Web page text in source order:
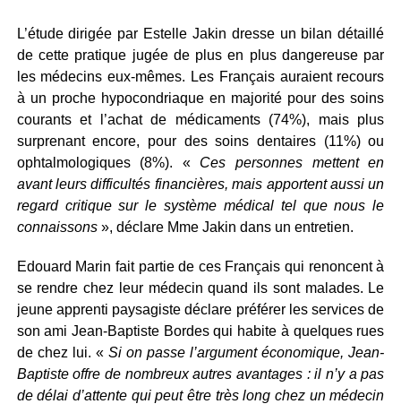
L’étude dirigée par Estelle Jakin dresse un bilan détaillé
de cette pratique jugée de plus en plus dangereuse par
les médecins eux-mêmes. Les Français auraient recours
à un proche hypocondriaque en majorité pour des soins
courants et l’achat de médicaments (74%), mais plus
surprenant encore, pour des soins dentaires (11%) ou
ophtalmologiques (8%). « Ces personnes mettent en
avant leurs difficultés financières, mais apportent aussi un
regard critique sur le système médical tel que nous le
connaissons», déclare Mme Jakin dans un entretien.
Edouard Marin fait partie de ces Français qui renoncent à
se rendre chez leur médecin quand ils sont malades. Le
jeune apprenti paysagiste déclare préférer les services de
son ami Jean-Baptiste Bordes qui habite à quelques rues
de chez lui. « Si on passe l’argument économique, Jean-
Baptiste offre de nombreux autres avantages : il n’y a pas
de délai d’attente qui peut être très long chez un médecin